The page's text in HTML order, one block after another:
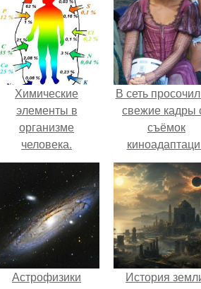
Химические
элементы в
организме
человека.
В сеть
свежие кадры
съёмок
"Рапунцель", и
внимание
моментально
оказалось
приковано к
крофт.
Астрофизики
История